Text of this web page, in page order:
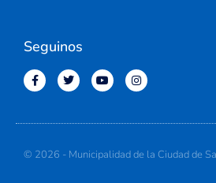
Seguinos
© 2026 - Municipalidad de la Ciudad de